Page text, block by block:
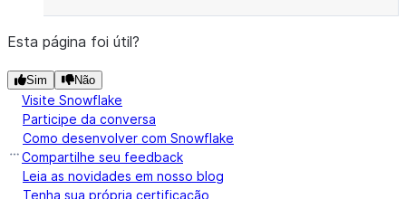
Esta página foi útil?
Sim Não
Visite Snowflake
Participe da conversa
Como desenvolver com Snowflake
Compartilhe seu feedback
Leia as novidades em nosso blog
Tenha sua própria certificação